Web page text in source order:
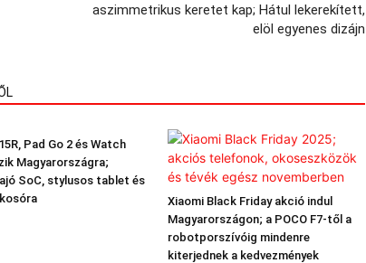
aszimmetrikus keretet kap; Hátul lekerekített,
elöl egyenes dizájn
Pad Go 2 és Watch
Magyarországra;
SoC, stylusos tablet és
Xiaomi Black Friday akció indul
Magyarországon; a POCO F7-től a
robotporszívóig mindenre
kiterjednek a kedvezmények